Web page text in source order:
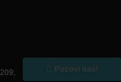
Pozovi nas!